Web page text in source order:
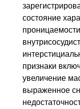
состояние
признаки
увеличение
выраженное